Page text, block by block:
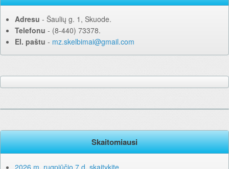
Adresu ‐ Šaulių g. 1, Skuode.
Telefonu ‐ (8-440) 73378.
El. paštu ‐ mz.skelbimai@gmail.com
Skaitomiausi
2026 m. rugpjūčio 7 d. skaitykite